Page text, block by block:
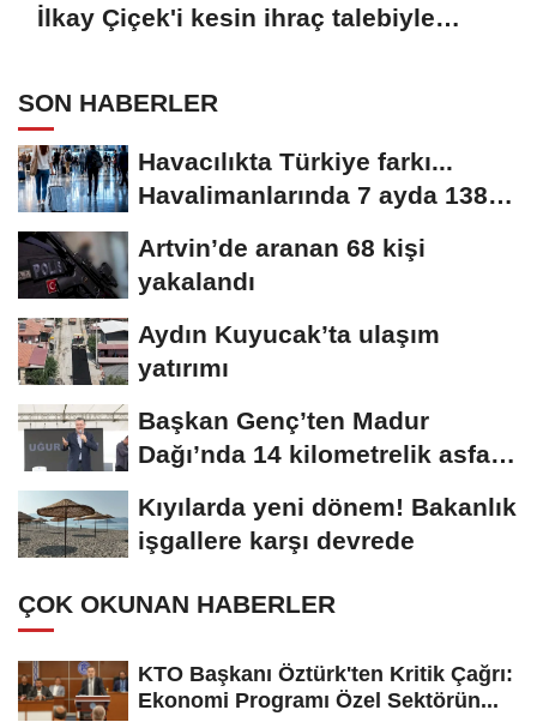
İlkay Çiçek'i kesin ihraç talebiyle
SON HABERLER
Havacılıkta Türkiye farkı...
Havalimanlarında 7 ayda 138,7
Artvin’de aranan 68 kişi
yakalandı
Aydın Kuyucak’ta ulaşım
yatırımı
Başkan Genç’ten Madur
Dağı’nda 14 kilometrelik asfalt
Kıyılarda yeni dönem! Bakanlık
işgallere karşı devrede
ÇOK OKUNAN HABERLER
KTO Başkanı Öztürk'ten Kritik Çağrı:
Ekonomi Programı Özel Sektörün...